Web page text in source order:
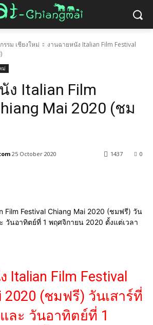
รรม เชียงใหม่
งานฉายหนัง Italian Film Festival
ม่
ง Italian Film
Mai 2020 (ชม
25 October 2020 0
1437
Italian Film Festival
2020 (ชมฟรี) วันเสาร์ที่
ละ วันอาทิตย์ที่ 1